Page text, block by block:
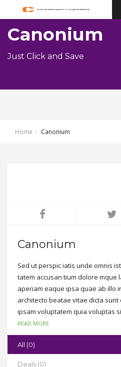
Canonium
Just Click and Save
Home Canonium
Canonium
Sed ut perspic iatis unde omnis
tatem accusan tium dolore mque
aperiam eaque ipsa quae ab illo
architecto beatae vitae dicta sunt
ipsam voluptatem quia voluptas
fugit, sed quia consequuntur
voluptatem sequi nesciunt.
dolorem ipsum quia dolor sit
READ MORE
All (0)
Deals (0)